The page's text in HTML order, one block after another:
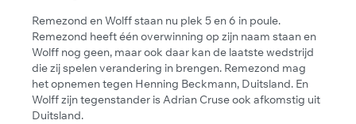
Remezond en Wolff staan nu plek 5 en 6 in poule.
Remezond heeft één overwinning op zijn naam staan en
Wolff nog geen, maar ook daar kan de laatste wedstrijd
die zij spelen verandering in brengen. Remezond mag
het opnemen tegen Henning Beckmann, Duitsland. En
Wolff zijn tegenstander is Adrian Cruse ook afkomstig uit
Duitsland.